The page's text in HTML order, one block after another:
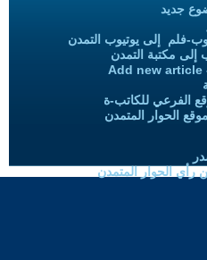
جديد
فلم إلى يوتيوب التمدن
إلى مكتبة التمدن
Add new article
الفرعي للكاتب-ة
الحوار المتمدن
رأي الحوار المتمدن